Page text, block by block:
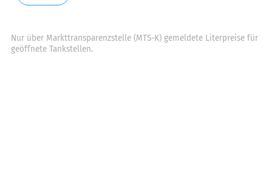
Nur über Markttransparenzstelle (MTS-K) gemeldete Literpreise für
geöffnete Tankstellen.